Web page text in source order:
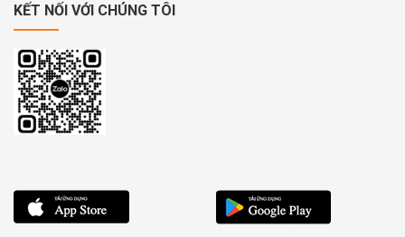
KẾT NỐI VỚI CHÚNG TÔI